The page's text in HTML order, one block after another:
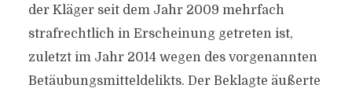
der Kläger seit dem Jahr 2009 mehrfach
strafrechtlich in Erscheinung getreten ist,
zuletzt im Jahr 2014 wegen des vorgenannten
Betäubungs­mitteldelikts. Der Beklagte äußerte